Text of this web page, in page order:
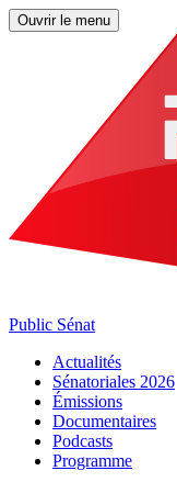
Ouvrir le menu
Public Sénat
Actualités
Sénatoriales 2026
Émissions
Documentaires
Podcasts
Programme